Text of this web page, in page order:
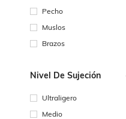
Pecho
Muslos
Brazos
Nivel De Sujeción
Ultraligero
Medio